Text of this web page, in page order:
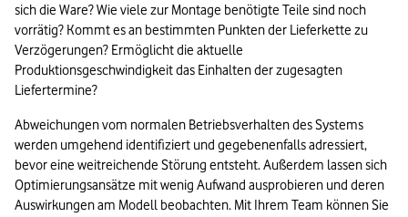
sich die Ware? Wie viele zur Montage benötigte Teile sind noch
vorrätig? Kommt es an bestimmten Punkten der Lieferkette zu
Verzögerungen? Ermöglicht die aktuelle
Produktionsgeschwindigkeit das Einhalten der zugesagten
Liefertermine?
Abweichungen vom normalen Betriebsverhalten des Systems
werden umgehend identifiziert und gegebenenfalls adressiert,
bevor eine weitreichende Störung entsteht. Außerdem lassen sich
Optimierungsansätze mit wenig Aufwand ausprobieren und deren
Auswirkungen am Modell beobachten. Mit Ihrem Team können Sie